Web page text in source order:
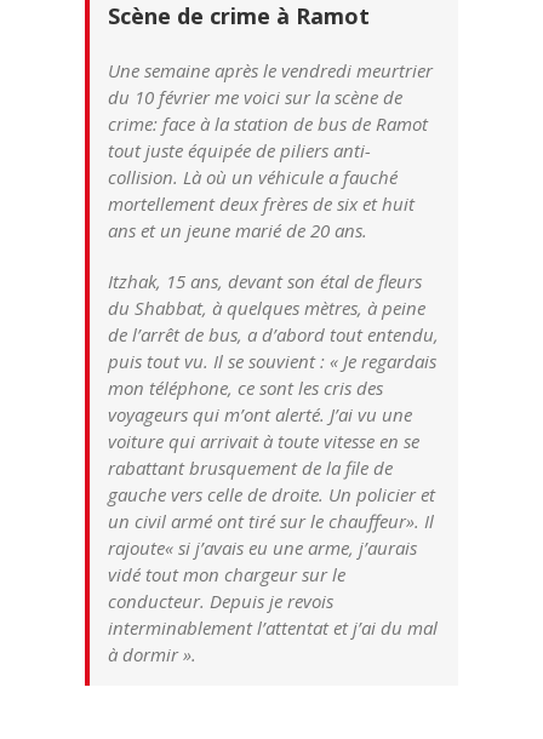
Scène de crime à Ramot
Une semaine après le vendredi meurtrier
du 10 février me voici sur la scène de
crime: face à la station de bus de Ramot
tout juste équipée de piliers anti-
collision. Là où un véhicule a fauché
mortellement deux frères de six et huit
ans et un jeune marié de 20 ans.
Itzhak, 15 ans, devant son étal de fleurs
du Shabbat, à quelques mètres, à peine
de l’arrêt de bus, a d’abord tout entendu,
puis tout vu. Il se souvient : « Je regardais
mon téléphone, ce sont les cris des
voyageurs qui m’ont alerté. J’ai vu une
voiture qui arrivait à toute vitesse en se
rabattant brusquement de la file de
gauche vers celle de droite. Un policier et
un civil armé ont tiré sur le chauffeur». Il
rajoute« si j’avais eu une arme, j’aurais
vidé tout mon chargeur sur le
conducteur. Depuis je revois
interminablement l’attentat et j’ai du mal
à dormir ».